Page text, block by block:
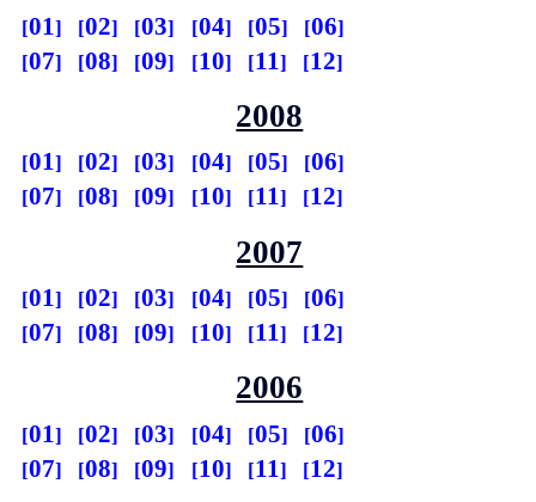
01 02 03 04 05
06
07
08 09 10 11 12
2008
01 02 03 04 05
06
07
08 09 10 11 12
2007
01 02 03 04 05
06
07
08 09 10 11 12
2006
01 02 03 04 05
06
07
08 09 10 11 12